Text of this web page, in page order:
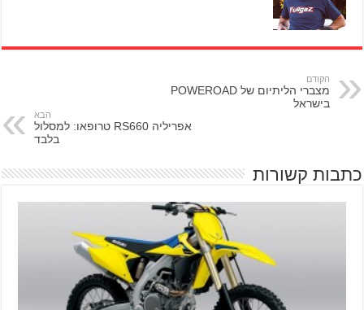
הקודם
מצברי הליתיום של POWEROAD
בישראל
הבא
אפריליה RS660 טרופאו: למסלול
בלבד
כתבות קשורות